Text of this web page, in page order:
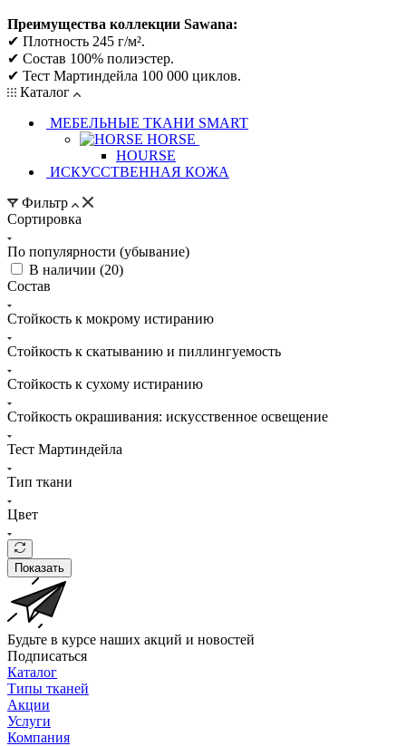
Преимущества коллекции Sawana:
✔ Плотность 245 г/м².
✔ Состав 100% полиэстер.
✔ Тест Мартиндейла 100 000 циклов.
Каталог
МЕБЕЛЬНЫЕ ТКАНИ SMART
HORSE
HOURSE
ИСКУССТВЕННАЯ КОЖА
Фильтр
Сортировка
По популярности (убывание)
В наличии (20)
Состав
Стойкость к мокрому истиранию
Стойкость к скатыванию и пиллингуемость
Стойкость к сухому истиранию
Стойкость окрашивания: искусственное освещение
Тест Мартиндейла
Тип ткани
Цвет
Показать
Будьте в курсе наших акций и новостей
Подписаться
Каталог
Типы тканей
Акции
Услуги
Компания